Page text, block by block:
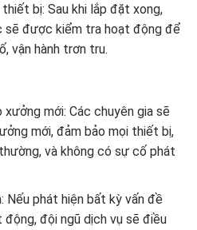
bị: Sau khi lắp đặt xong,
sẽ được kiểm tra hoạt động để
vận hành trơn tru.
mới: Các chuyên gia sẽ
mới, đảm bảo mọi thiết bị,
và không có sự cố phát
Nếu phát hiện bất kỳ vấn đề
đội ngũ dịch vụ sẽ điều